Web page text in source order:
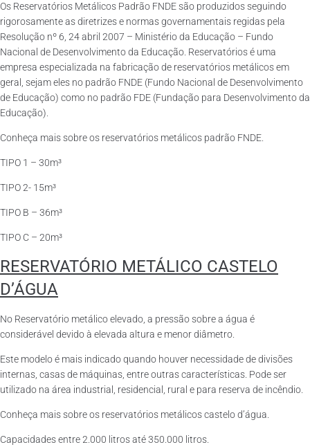
Os Reservatórios Metálicos Padrão FNDE são produzidos seguindo
rigorosamente as diretrizes e normas governamentais regidas pela
Resolução nº 6, 24 abril 2007 – Ministério da Educação – Fundo
Nacional de Desenvolvimento da Educação. Reservatórios é uma
empresa especializada na fabricação de reservatórios metálicos em
geral, sejam eles no padrão FNDE (Fundo Nacional de Desenvolvimento
de Educação) como no padrão FDE (Fundação para Desenvolvimento da
Educação).
Conheça mais sobre os reservatórios metálicos padrão FNDE.
TIPO 1 – 30m³
TIPO 2- 15m³
TIPO B – 36m³
TIPO C – 20m³
RESERVATÓRIO METÁLICO CASTELO
D’ÁGUA
No Reservatório metálico elevado, a pressão sobre a água é
considerável devido à elevada altura e menor diâmetro.
Este modelo é mais indicado quando houver necessidade de divisões
internas, casas de máquinas, entre outras características. Pode ser
utilizado na área industrial, residencial, rural e para reserva de incêndio.
Conheça mais sobre os reservatórios metálicos castelo d’água.
Capacidades entre 2.000 litros até 350.000 litros.